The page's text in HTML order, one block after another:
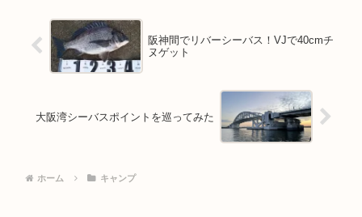
阪神間でリバーシーバス！VJで40cmチ
ヌゲット
大阪湾シーバスポイントを巡ってみた
ホーム キャンプ